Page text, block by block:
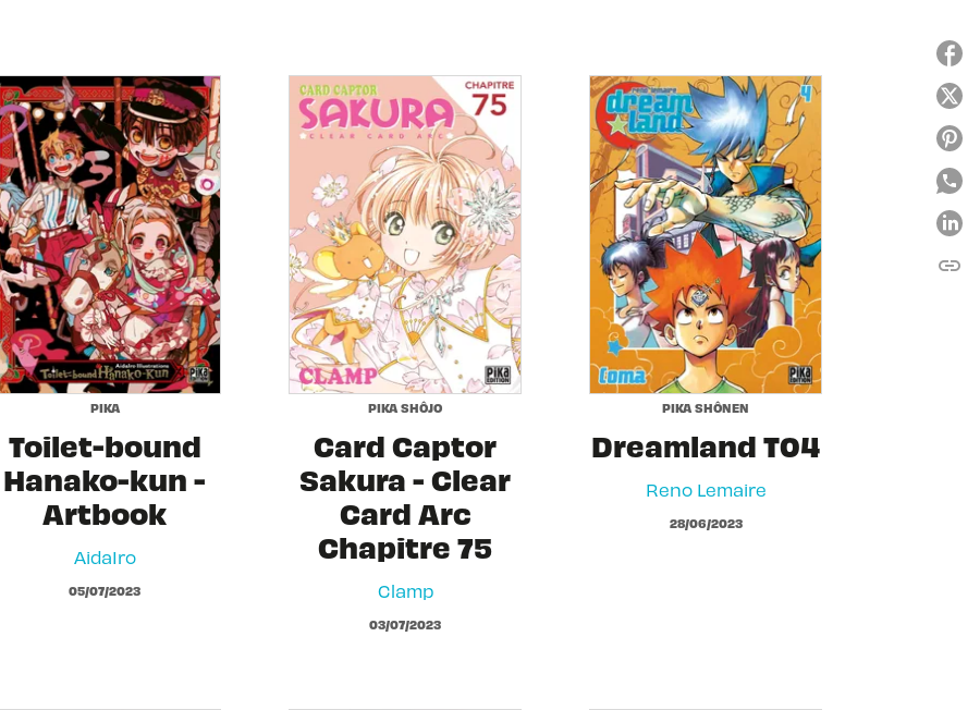
PIKA
Toilet-bound
Hanako-kun -
Artbook
AidaIro
05/07/2023
PIKA SHÔJO
Card Captor
Sakura - Clear
Card Arc
Chapitre 75
Clamp
03/07/2023
PIKA SHÔNEN
Dreamland T04
Reno Lemaire
28/06/2023
link